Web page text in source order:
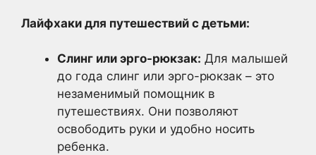
Лайфхаки для путешествий с детьми:
Слинг или эрго-рюкзак: Для малышей
до года слинг или эрго-рюкзак – это
незаменимый помощник в
путешествиях. Они позволяют
освободить руки и удобно носить
ребенка.